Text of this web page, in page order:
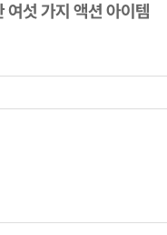
여섯 가지 액션 아이템